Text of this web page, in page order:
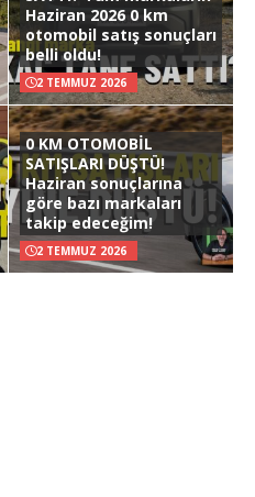
Haziran 2026 0 km
otomobil satış sonuçları
belli oldu!
2 TEMMUZ 2026
0 KM OTOMOBİL
SATIŞLARI DÜŞTÜ!
Haziran sonuçlarına
göre bazı markaları
takip edeceğim!
2 TEMMUZ 2026